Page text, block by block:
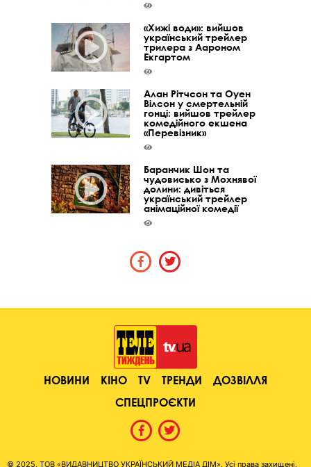
«Хижі води»: вийшов
український трейлер
трилера з Аароном
Екгартом
Алан Рітчсон та Оуен
Вілсон у смертельній
гонці: вийшов трейлер
комедійного екшена
«Перевізник»
Баранчик Шон та
чудовисько з Мохнявої
долини: дивіться
український трейлер
анімаційної комедії
НОВИНИ КІНО TV ТРЕНДИ
ДОЗВІЛЛЯ
СПЕЦПРОЄКТИ
© 2025, ТОВ «ВИДАВНИЦТВО УКРАЇНСЬКИЙ МЕДІА ДІМ». Усі права захищені.